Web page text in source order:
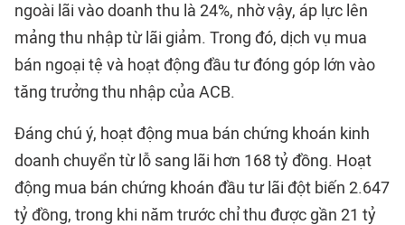
ngoài lãi vào doanh thu là 24%, nhờ vậy, áp lực lên
mảng thu nhập từ lãi giảm. Trong đó, dịch vụ mua
bán ngoại tệ và hoạt động đầu tư đóng góp lớn vào
tăng trưởng thu nhập của ACB.
Đáng chú ý, hoạt động mua bán chứng khoán kinh
doanh chuyển từ lỗ sang lãi hơn 168 tỷ đồng. Hoạt
động mua bán chứng khoán đầu tư lãi đột biến 2.647
tỷ đồng, trong khi năm trước chỉ thu được gần 21 tỷ